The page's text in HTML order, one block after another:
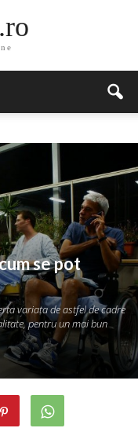
se pot
variata de astfel de cadre
pentru un mai bun